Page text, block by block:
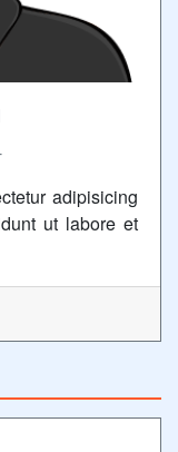
adipisicing
ut labore et